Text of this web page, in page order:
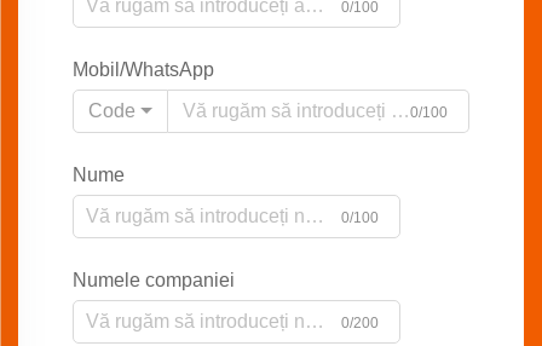
0/100
Mobil/WhatsApp
Code
0/100
Nume
0/100
Numele companiei
0/200